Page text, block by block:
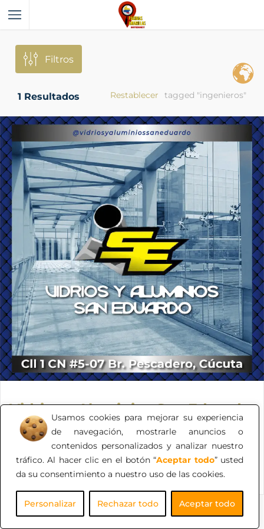
Usamos cookies para mejorar su experiencia
de navegación, mostrarle anuncios o
contenidos personalizados y analizar nuestro
tráfico. Al hacer clic en el botón “Aceptar todo” usted
da su consentimiento a nuestro uso de las cookies.
Personalizar Rechazar todo Aceptar todo
Filtros
1 Resultados tagged "ingenieros"
Restablecer
Vidrios y Aluminios San Eduardo
Brindando soluciones industriales, comerciales,
residenciales y construcción.